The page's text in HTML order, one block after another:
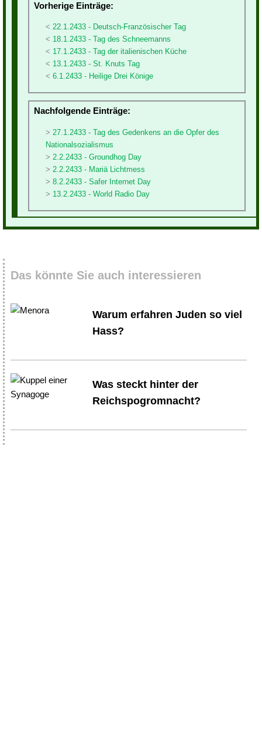
Vorherige Einträge:
22.1.2433 - Deutsch-Französischer Tag
18.1.2433 - Tag des Schneemanns
17.1.2433 - Tag der italienischen Küche
13.1.2433 - St. Knuts Tag
6.1.2433 - Heilige Drei Könige
Nachfolgende Einträge:
27.1.2433 - Tag des Gedenkens an die Opfer des
Nationalsozialismus
2.2.2433 - Groundhog Day
2.2.2433 - Mariä Lichtmess
8.2.2433 - Safer Internet Day
13.2.2433 - World Radio Day
Das könnte Sie auch interessieren
Warum erfahren Juden so viel
Hass?
Was steckt hinter der
Reichspogromnacht?